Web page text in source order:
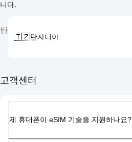
니다.
탄
🇹🇿탄자니아
고객센터
제 휴대폰이 eSIM 기술을 지원하나요?